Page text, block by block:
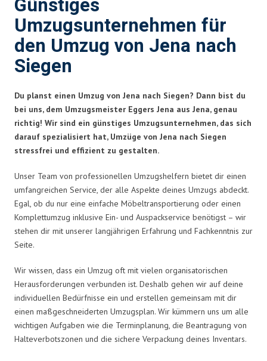
Günstiges
Umzugsunternehmen für
den Umzug von Jena nach
Siegen
Du planst einen Umzug von Jena nach Siegen? Dann bist du
bei uns, dem Umzugsmeister Eggers Jena aus Jena, genau
richtig! Wir sind ein günstiges Umzugsunternehmen, das sich
darauf spezialisiert hat, Umzüge von Jena nach Siegen
stressfrei und effizient zu gestalten.
Unser Team von professionellen Umzugshelfern bietet dir einen
umfangreichen Service, der alle Aspekte deines Umzugs abdeckt.
Egal, ob du nur eine einfache Möbeltransportierung oder einen
Komplettumzug inklusive Ein- und Auspackservice benötigst – wir
stehen dir mit unserer langjährigen Erfahrung und Fachkenntnis zur
Seite.
Wir wissen, dass ein Umzug oft mit vielen organisatorischen
Herausforderungen verbunden ist. Deshalb gehen wir auf deine
individuellen Bedürfnisse ein und erstellen gemeinsam mit dir
einen maßgeschneiderten Umzugsplan. Wir kümmern uns um alle
wichtigen Aufgaben wie die Terminplanung, die Beantragung von
Halteverbotszonen und die sichere Verpackung deines Inventars.